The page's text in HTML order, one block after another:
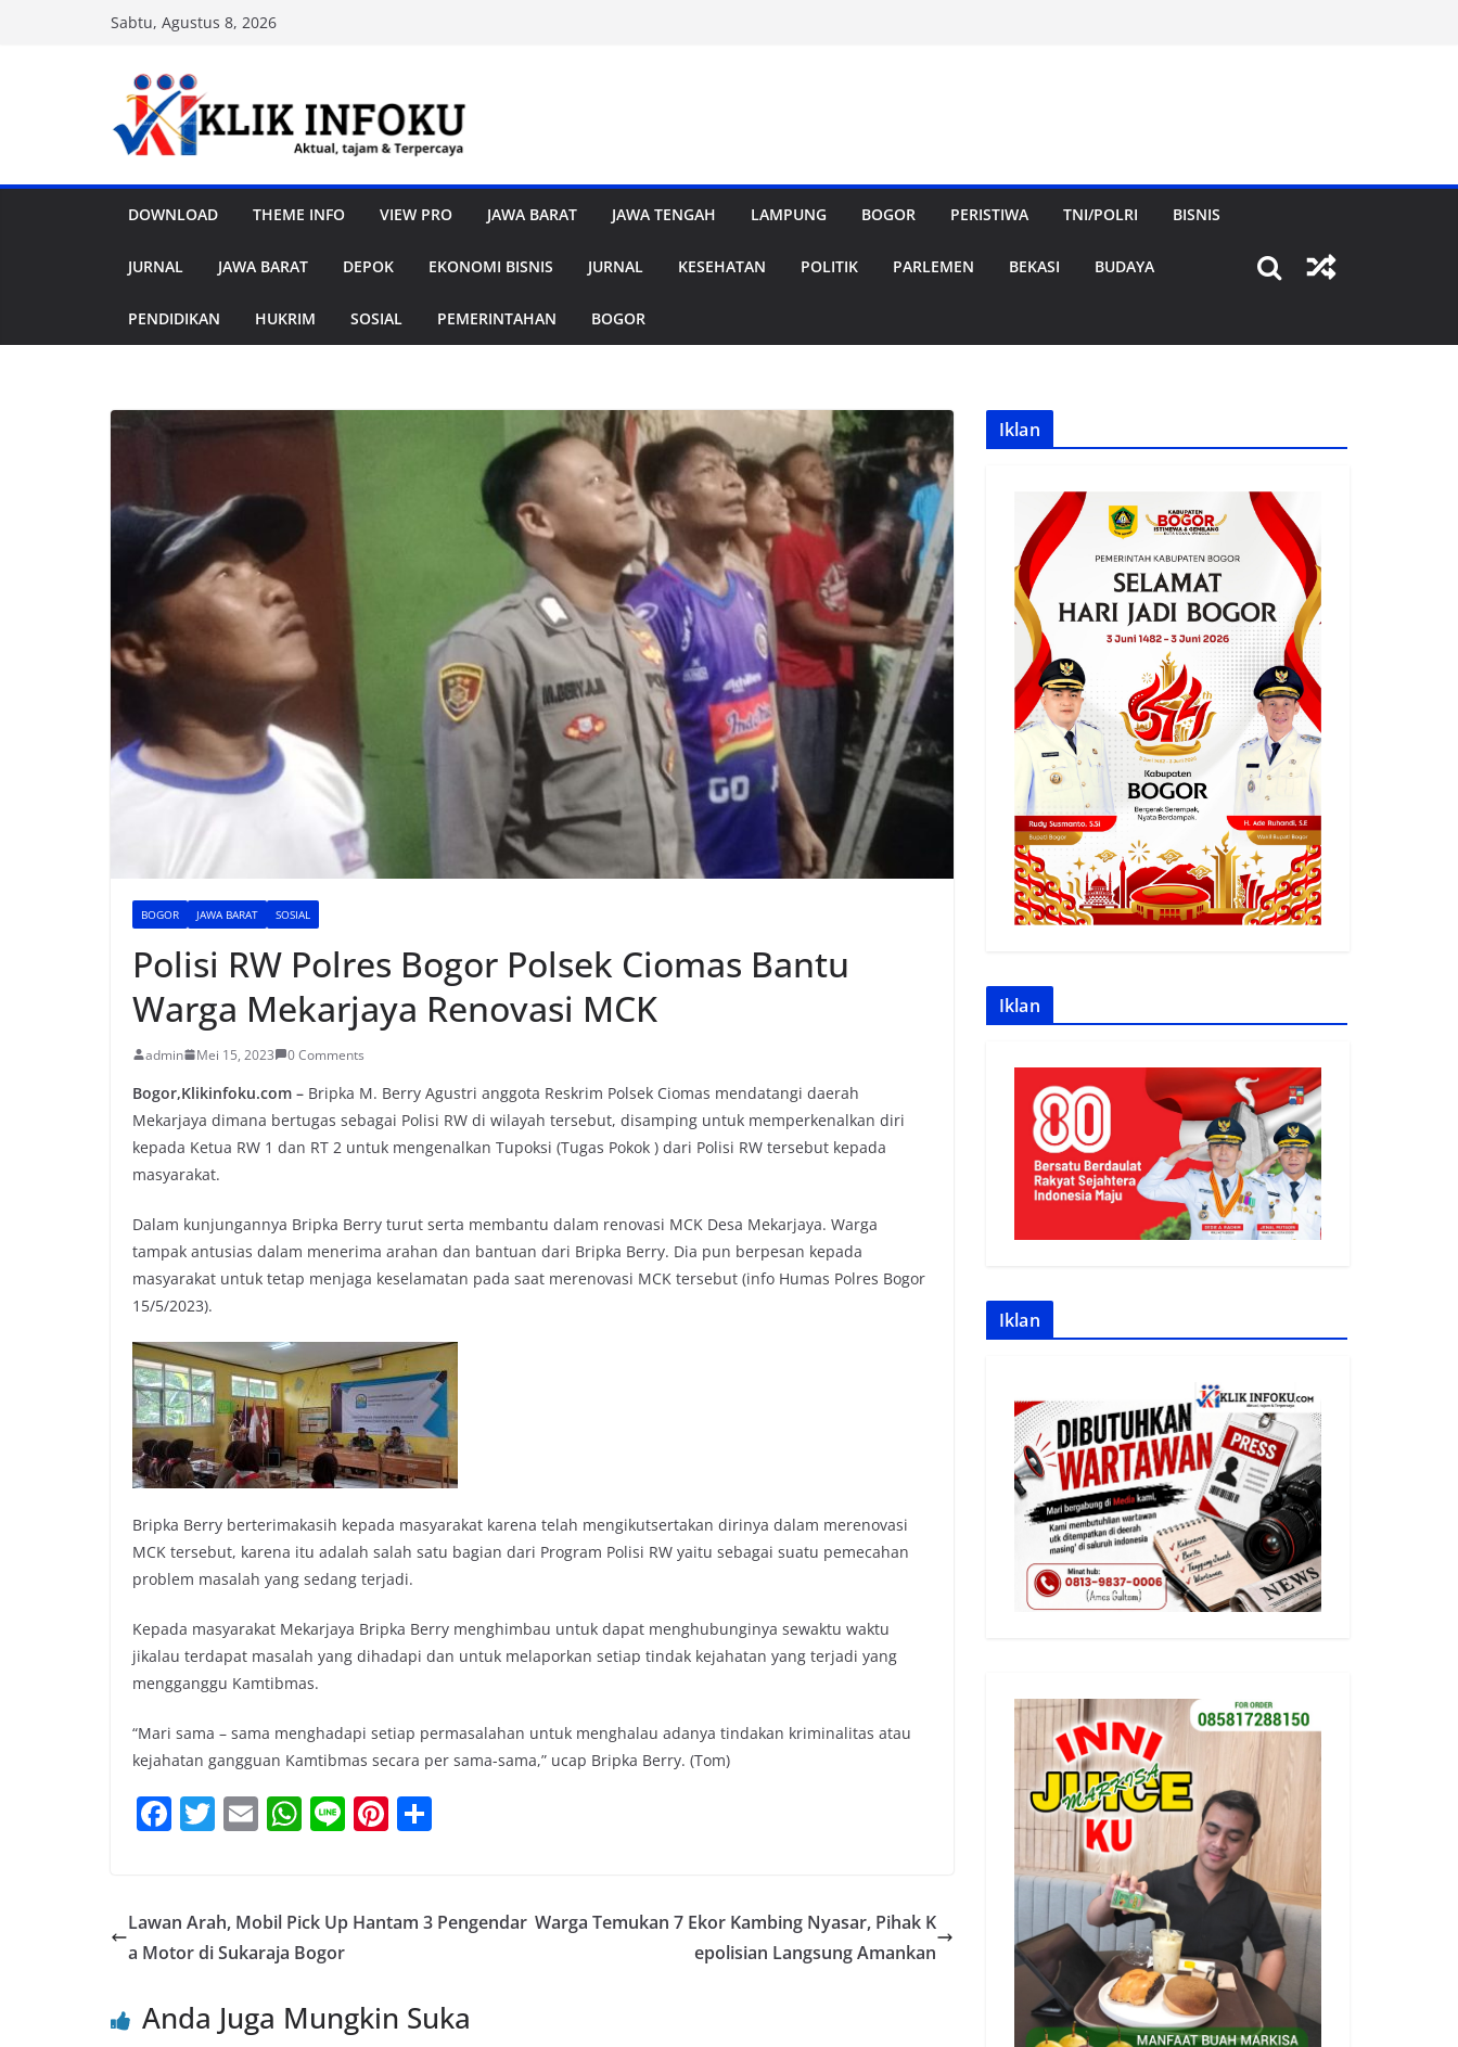
Sabtu, Agustus 8, 2026
DOWNLOAD THEME INFO VIEW PRO JAWA BARAT JAWA TENGAH LAMPUNG BOGOR PERISTIWA TNI/POLRI BISNIS
JURNAL JAWA BARAT DEPOK EKONOMI BISNIS JURNAL KESEHATAN POLITIK PARLEMEN BEKASI BUDAYA
PENDIDIKAN HUKRIM SOSIAL PEMERINTAHAN BOGOR
BOGOR JAWA BARAT SOSIAL
Polisi RW Polres Bogor Polsek Ciomas Bantu
Warga Mekarjaya Renovasi MCK
admin Mei 15, 2023 0 Comments
Bogor,Klikinfoku.com – Bripka M. Berry Agustri anggota Reskrim Polsek Ciomas mendatangi daerah
Mekarjaya dimana bertugas sebagai Polisi RW di wilayah tersebut, disamping untuk memperkenalkan diri
kepada Ketua RW 1 dan RT 2 untuk mengenalkan Tupoksi (Tugas Pokok ) dari Polisi RW tersebut kepada
masyarakat.
Dalam kunjungannya Bripka Berry turut serta membantu dalam renovasi MCK Desa Mekarjaya. Warga
tampak antusias dalam menerima arahan dan bantuan dari Bripka Berry. Dia pun berpesan kepada
masyarakat untuk tetap menjaga keselamatan pada saat merenovasi MCK tersebut (info Humas Polres Bogor
15/5/2023).
Bripka Berry berterimakasih kepada masyarakat karena telah mengikutsertakan dirinya dalam merenovasi
MCK tersebut, karena itu adalah salah satu bagian dari Program Polisi RW yaitu sebagai suatu pemecahan
problem masalah yang sedang terjadi.
Kepada masyarakat Mekarjaya Bripka Berry menghimbau untuk dapat menghubunginya sewaktu waktu
jikalau terdapat masalah yang dihadapi dan untuk melaporkan setiap tindak kejahatan yang terjadi yang
mengganggu Kamtibmas.
“Mari sama – sama menghadapi setiap permasalahan untuk menghalau adanya tindakan kriminalitas atau
kejahatan gangguan Kamtibmas secara per sama-sama,” ucap Bripka Berry. (Tom)
F
e
b
o
T
er
E
l
W
s
A
p
Li Pi
e e
Lawan Arah, Mobil Pick Up Hantam 3 Pengendar
a Motor di Sukaraja Bogor
Warga Temukan 7 Ekor Kambing Nyasar, Pihak K
epolisian Langsung Amankan
Anda Juga Mungkin Suka
Iklan
Iklan
Iklan